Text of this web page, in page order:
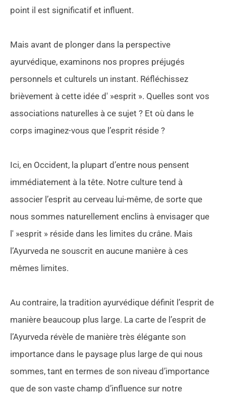
point il est significatif et influent.
Mais avant de plonger dans la perspective
ayurvédique, examinons nos propres préjugés
personnels et culturels un instant. Réfléchissez
brièvement à cette idée d' »esprit ». Quelles sont vos
associations naturelles à ce sujet ? Et où dans le
corps imaginez-vous que l’esprit réside ?
Ici, en Occident, la plupart d’entre nous pensent
immédiatement à la tête. Notre culture tend à
associer l’esprit au cerveau lui-même, de sorte que
nous sommes naturellement enclins à envisager que
l' »esprit » réside dans les limites du crâne. Mais
l’Ayurveda ne souscrit en aucune manière à ces
mêmes limites.
Au contraire, la tradition ayurvédique définit l’esprit de
manière beaucoup plus large. La carte de l’esprit de
l’Ayurveda révèle de manière très élégante son
importance dans le paysage plus large de qui nous
sommes, tant en termes de son niveau d’importance
que de son vaste champ d’influence sur notre